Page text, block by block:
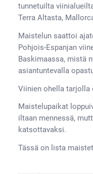
tunnetuilta
Terra Altasta,
Maistelun saattoi
Pohjois-Espanjan
Baskimaassa, mistä
asiantuntevalla
Viinien ohella tarjolla
Maistelupaikat
iltaan mennessä,
katsottavaksi.
Tässä on lista